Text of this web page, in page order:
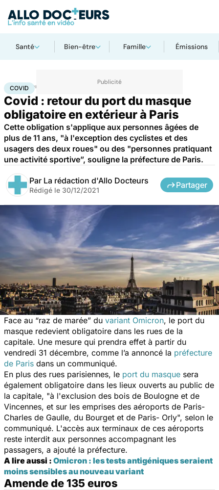
Santé Bien-être Famille Émissions
Accueil Santé Maladies infectieuses
COVID
Covid : retour du port du masque
obligatoire en extérieur à Paris
Cette obligation s'applique aux personnes âgées de
plus de 11 ans, "à l'exception des cyclistes et des
usagers des deux roues" ou des "personnes pratiquant
une activité sportive”, souligne la préfecture de Paris.
Par La rédaction d'Allo Docteurs
Rédigé le 30/12/2021
Partager
Face au “raz de marée” du variant Omicron, le port du
masque redevient obligatoire dans les rues de la
capitale. Une mesure qui prendra effet à partir du
vendredi 31 décembre, comme l’a annoncé la préfecture
de Paris dans un communiqué.
En plus des rues parisiennes, le port du masque sera
également obligatoire dans les lieux ouverts au public de
la capitale, "à l'exclusion des bois de Boulogne et de
Vincennes, et sur les emprises des aéroports de Paris-
Charles de Gaulle, du Bourget et de Paris- Orly", selon le
communiqué. L'accès aux terminaux de ces aéroports
reste interdit aux personnes accompagnant les
passagers, a ajouté la préfecture.
A lire aussi : Omicron : les tests antigéniques seraient
moins sensibles au nouveau variant
Amende de 135 euros